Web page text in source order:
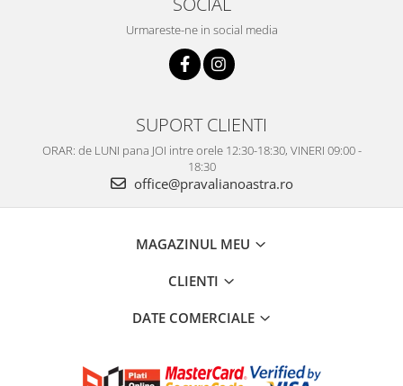
Urmareste-ne in social media
SUPORT CLIENTI
ORAR: de LUNI pana JOI intre orele 12:30-18:30, VINERI 09:00 -
18:30
office@pravalianoastra.ro
MAGAZINUL MEU
CLIENTI
DATE COMERCIALE